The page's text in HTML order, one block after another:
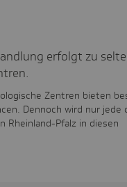
erfolgt zu
Zentren bieten
Dennoch wird nur jede
Rheinland-Pfalz in diesen